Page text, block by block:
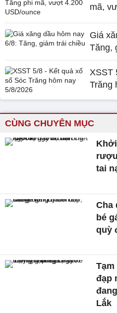
mã,
Giá
Tăng,
XSST
Trăng
CÙNG CHUYÊN MỤC
tai
Cha
bé
quỳ
đạp
Lắk